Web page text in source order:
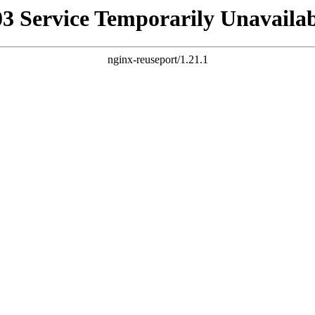
Service Temporarily
nginx-reuseport/1.21.1